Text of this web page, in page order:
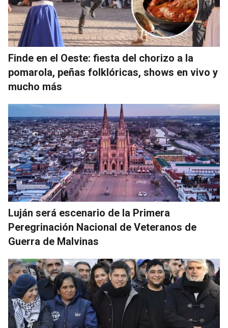
Finde en el Oeste: fiesta del chorizo a la
pomarola, peñas folklóricas, shows en vivo y
mucho más
Luján será escenario de la Primera
Peregrinación Nacional de Veteranos de
Guerra de Malvinas